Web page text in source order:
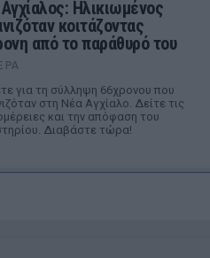
Ηλικιωμένος
κοιτάζοντας
από το παράθυρό του
για τη σύλληψη 66χρονου που
στη Νέα Αγχίαλο. Δείτε τις
και την απόφαση του
Διαβάστε τώρα!